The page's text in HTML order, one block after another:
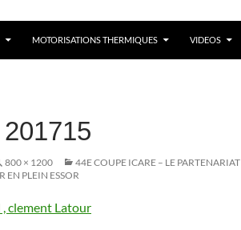
MOTORISATIONS THERMIQUES VIDEOS
800 × 1200
44E COUPE ICARE – LE PARTENARIAT
EN PLEIN ESSOR